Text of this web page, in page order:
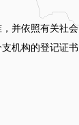
并依照有关社会
机构的登记证书